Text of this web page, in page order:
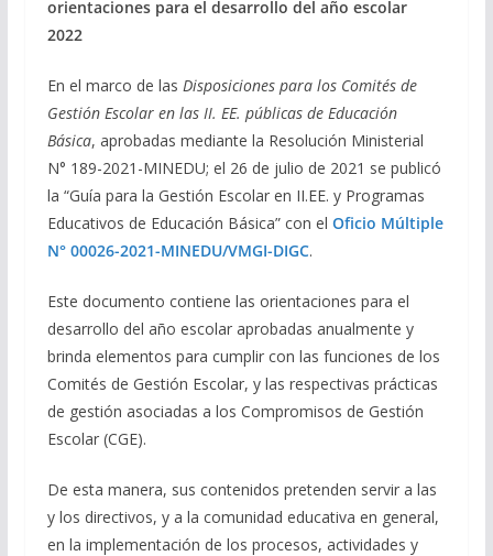
orientaciones para el desarrollo del año escolar
2022
En el marco de las Disposiciones para los Comités de
Gestión Escolar en las II. EE. públicas de Educación
Básica, aprobadas mediante la Resolución Ministerial
N° 189-2021-MINEDU; el 26 de julio de 2021 se publicó
la “Guía para la Gestión Escolar en II.EE. y Programas
Educativos de Educación Básica” con el Oficio Múltiple
N° 00026-2021-MINEDU/VMGI-DIGC.
Este documento contiene las orientaciones para el
desarrollo del año escolar aprobadas anualmente y
brinda elementos para cumplir con las funciones de los
Comités de Gestión Escolar, y las respectivas prácticas
de gestión asociadas a los Compromisos de Gestión
Escolar (CGE).
De esta manera, sus contenidos pretenden servir a las
y los directivos, y a la comunidad educativa en general,
en la implementación de los procesos, actividades y